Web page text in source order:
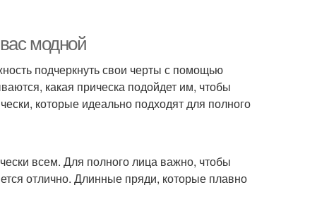
модной
подчеркнуть свои черты с помощью
какая прическа подойдет им, чтобы
которые идеально подходят для полного
всем. Для полного лица важно, чтобы
отлично. Длинные пряди, которые плавно